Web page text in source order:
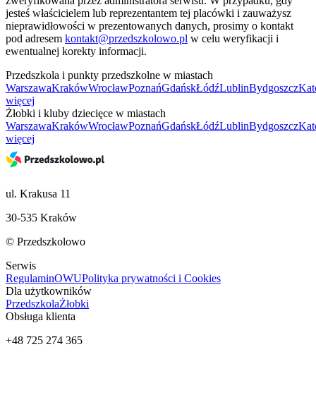
jesteś właścicielem lub reprezentantem tej placówki i zauważysz
nieprawidłowości w prezentowanych danych, prosimy o kontakt
pod adresem kontakt@przedszkolowo.pl w celu weryfikacji i
ewentualnej korekty informacji.
Przedszkola i punkty przedszkolne w miastach
WarszawaKrakówWrocławPoznańGdańskŁódźLublinBydgoszcz
więcej
Żłobki i kluby dziecięce w miastach
WarszawaKrakówWrocławPoznańGdańskŁódźLublinBydgoszcz
więcej
ul. Krakusa 11
30-535 Kraków
© Przedszkolowo
Serwis
RegulaminOWUPolityka prywatności i Cookies
Dla użytkowników
PrzedszkolaŻłobki
Obsługa klienta
+48 725 274 365